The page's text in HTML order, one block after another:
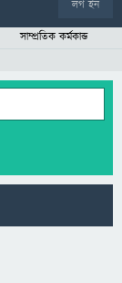
লগ ইন
সাম্প্রতিক কর্মকান্ড